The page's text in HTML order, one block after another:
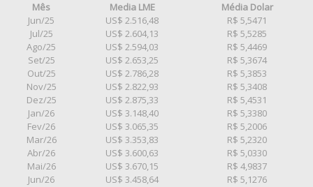
Mês Media LME
Média Dolar
Jun/25
US$ 2.516,48
R$ 5,5471
Jul/25
US$ 2.604,13
R$ 5,5285
Ago/25
US$ 2.594,03
R$ 5,4469
Set/25
US$ 2.653,25
R$ 5,3674
Out/25
US$ 2.786,28
R$ 5,3853
Nov/25
US$ 2.822,93
R$ 5,3408
Dez/25
US$ 2.875,33
R$ 5,4531
Jan/26
US$ 3.148,40
R$ 5,3380
Fev/26
US$ 3.065,35
R$ 5,2006
Mar/26
US$ 3.353,83
R$ 5,2320
Abr/26
US$ 3.600,63
R$ 5,0330
Mai/26
US$ 3.670,15
R$ 4,9837
Jun/26
US$ 3.458,64 R$ 5,1276